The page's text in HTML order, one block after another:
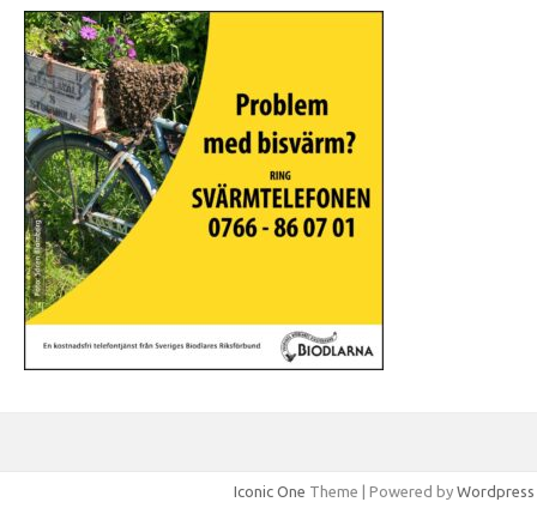
Iconic One Theme | Powered by Wordpress